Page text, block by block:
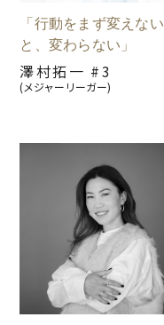
「行動をまず変えない
と、変わらない」
澤村拓一 #3
(メジャーリーガー)